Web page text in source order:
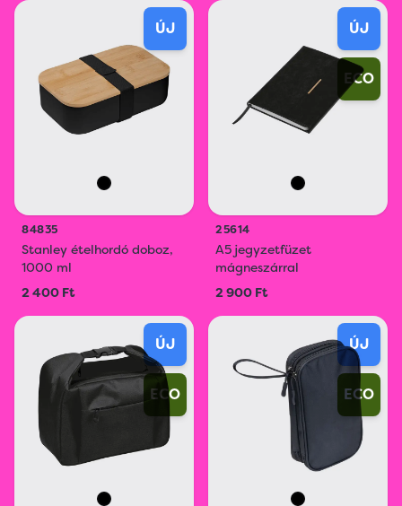
ÚJ
84835
Stanley ételhordó doboz,
1000 ml
2 400 Ft
ÚJ
ECO
25614
A5 jegyzetfüzet
mágneszárral
2 900 Ft
ÚJ
ECO
ÚJ
ECO